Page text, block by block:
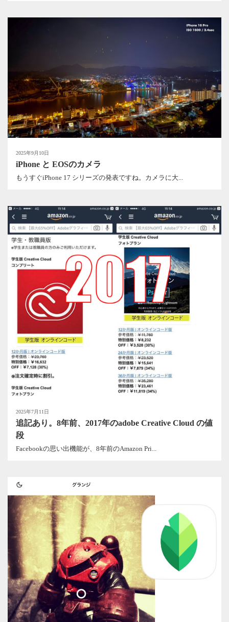
2025年9月10日
iPhone と EOSのカメラ
もうすぐiPhone 17 シリーズの発表ですね。カメラに大...
2025年7月11日
追記あり。8年前、2017年のadobe Creative Cloud の値
段
Facebookの思い出機能が、8年前のAmazon Pri...